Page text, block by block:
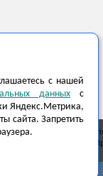
с нашей
данных с
Яндекс.Метрика,
сайта. Запретить
на нём информации
ООО